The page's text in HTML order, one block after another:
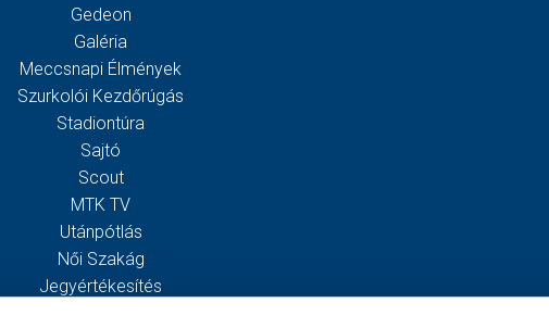
Gedeon
Galéria
Meccsnapi Élmények
Szurkolói Kezdőrúgás
Stadiontúra
Sajtó
Scout
MTK TV
Utánpótlás
Női Szakág
Jegyértékesítés